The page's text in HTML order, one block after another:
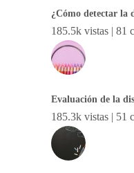
¿Cómo detectar la
185.5k vistas | 81
Evaluación de la
185.3k vistas | 51